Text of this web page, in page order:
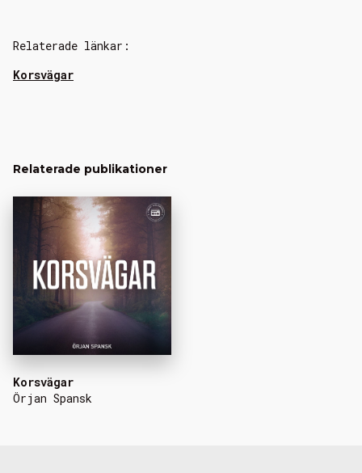
Relaterade länkar:
Korsvägar
Relaterade publikationer
Korsvägar
Örjan Spansk